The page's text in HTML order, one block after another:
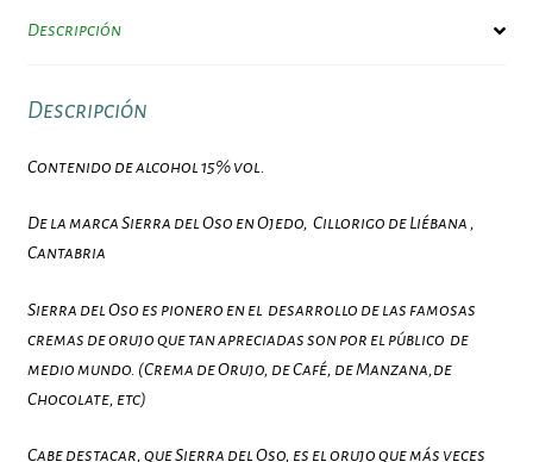
cantidad
Descripción
Descripción
Contenido de alcohol 15% vol.
De la marca Sierra del Oso en Ojedo, Cillorigo de Liébana ,
Cantabria
Sierra del Oso es pionero en el desarrollo de las famosas
cremas de orujo que tan apreciadas son por el público de
medio mundo. (Crema de Orujo, de Café, de Manzana,de
Chocolate, etc)
Cabe destacar, que Sierra del Oso, es el orujo que más veces